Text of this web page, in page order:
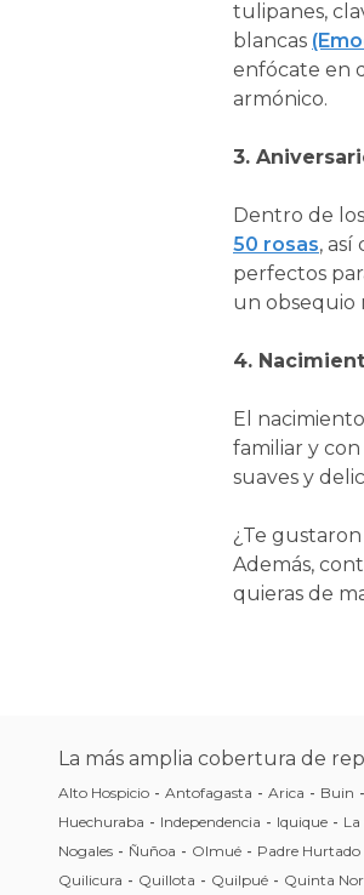
tulipanes,
blancas
enfócate en
armónico.
3.
Dentro de
50 rosas, así
perfectos
un obsequio
4.
El
familiar y
suaves y
¿Te gustaron
Además,
quieras de
La más amplia cobertura de
Alto Hospicio - Antofagasta - Arica - Buin -
Huechuraba - Independencia - Iquique -
Nogales - Ñuñoa - Olmué - Padre Hurtado
Quilicura - Quillota - Quilpué - Quinta